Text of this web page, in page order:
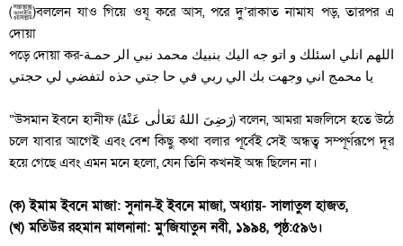
(ﷺ)বললেন যাও গিয়ে ওযূ করে আস, পরে দু’রাকাত নামায পড়, তারপর এ
দোয়া
পড়ে দোয়া কর-اللهم انلي اسئلك و اتو جه اليك بنبيك محمد نبي الر حمـة
“উসমান ইবনে হানীফ (رَضِىَ اللهُ تَعَالٰى عَنْهُ) বলেন, আমরা মজলিসে হতে উঠে
চলে যাবার আগেই এবং বেশ কিছু কথা বলার পূর্বেই সেই অন্ধত্ব সম্পূর্ণরূপে দূর
হয়ে গেছে এবং এমন মনে হলো, যেন তিনি কখনই অন্ধ ছিলেন না।
(ক) ইমাম ইবনে মাজা: সুনান-ই ইবনে মাজা, অধ্যায়- সালাতুল হাজত,
(খ) মতিউর রহমান মালনানা: মু’জিযাতুন নবী, ১৯৯৪, পৃষ্ঠ:৫৯৬।